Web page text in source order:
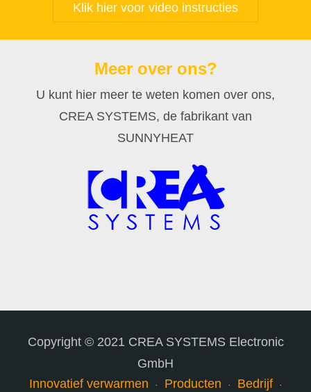
Klik hier voor video instructies
Meer over ons?
U kunt hier meer te weten komen over ons,
CREA SYSTEMS, de fabrikant van
SUNNYHEAT
Copyright © 2021 CREA SYSTEMS Electronic
GmbH
Innovatief verwarmen
Producten
Bedrijf